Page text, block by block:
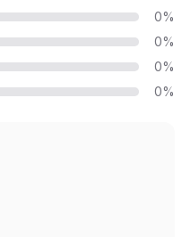
0%
0%
0%
0%